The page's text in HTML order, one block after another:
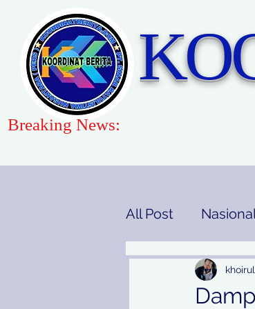
Breaking News:
All Post
Gaya Hidup